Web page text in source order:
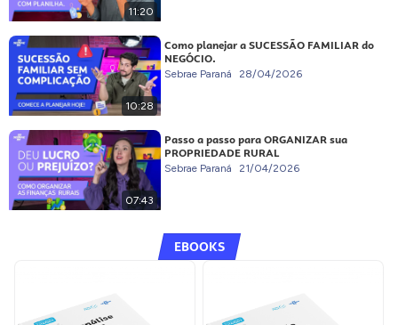
11:20
10:28
Como planejar a SUCESSÃO FAMILIAR do
NEGÓCIO.
Sebrae Paraná 28/04/2026
07:43
Passo a passo para ORGANIZAR sua
PROPRIEDADE RURAL
Sebrae Paraná 21/04/2026
EBOOKS